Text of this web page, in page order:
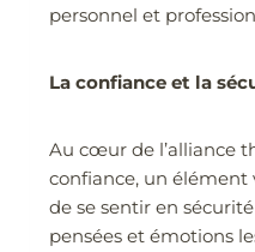
personnel et
La confiance et la
Au cœur de l’alliance
confiance, un
de se sentir en
pensées et émotions